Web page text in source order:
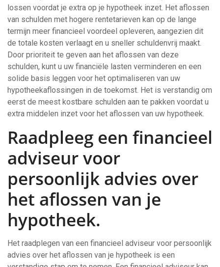
lossen voordat je extra op je hypotheek inzet. Het aflossen
van schulden met hogere rentetarieven kan op de lange
termijn meer financieel voordeel opleveren, aangezien dit
de totale kosten verlaagt en u sneller schuldenvrij maakt.
Door prioriteit te geven aan het aflossen van deze
schulden, kunt u uw financiële lasten verminderen en een
solide basis leggen voor het optimaliseren van uw
hypotheekaflossingen in de toekomst. Het is verstandig om
eerst de meest kostbare schulden aan te pakken voordat u
extra middelen inzet voor het aflossen van uw hypotheek.
Raadpleeg een financieel
adviseur voor
persoonlijk advies over
het aflossen van je
hypotheek.
Het raadplegen van een financieel adviseur voor persoonlijk
advies over het aflossen van je hypotheek is een